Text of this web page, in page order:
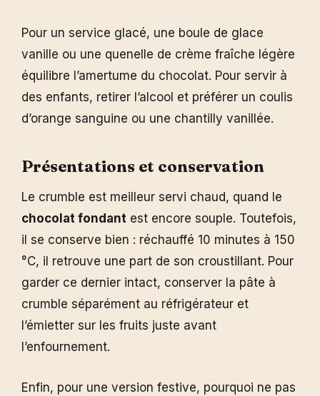
Pour un service glacé, une boule de glace
vanille ou une quenelle de crème fraîche légère
équilibre l’amertume du chocolat. Pour servir à
des enfants, retirer l’alcool et préférer un coulis
d’orange sanguine ou une chantilly vanillée.
Présentations et conservation
Le crumble est meilleur servi chaud, quand le
chocolat fondant est encore souple. Toutefois,
il se conserve bien : réchauffé 10 minutes à 150
°C, il retrouve une part de son croustillant. Pour
garder ce dernier intact, conserver la pâte à
crumble séparément au réfrigérateur et
l’émietter sur les fruits juste avant
l’enfournement.
Enfin, pour une version festive, pourquoi ne pas